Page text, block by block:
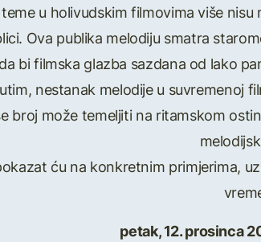
u holivudskim filmovima više
Ova publika melodiju smatra
bi filmska glazba sazdana od lako
nestanak melodije u suvremenoj
broj može temeljiti na ritamskom
ću na konkretnim primjerima,
petak, 12. prosinca